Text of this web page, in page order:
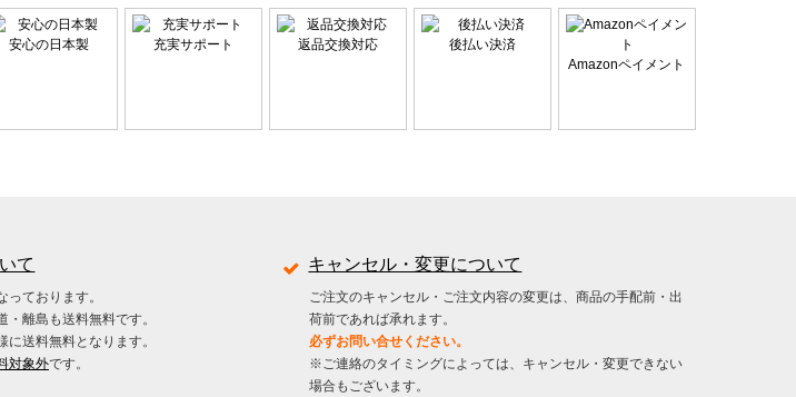
安心の日本製 充実サポート 返品交換対応
後払い決済
Amazonペイメント
て
っております。
・離島も送料無料です。
送料無料となります。
対象外です。
キャンセル・変更について
ご注文のキャンセル・ご注文内容の変更は、商品の手配前・出
荷前であれば承れます。
必ずお問い合せください。
※ご連絡のタイミングによっては、キャンセル・変更できない
場合もございます。